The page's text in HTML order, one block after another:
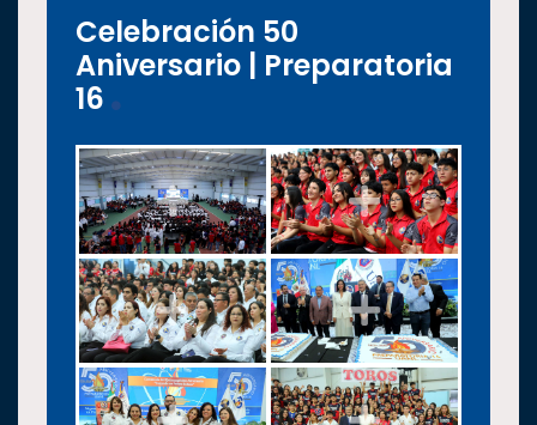
Celebración 50
Aniversario | Preparatoria
16